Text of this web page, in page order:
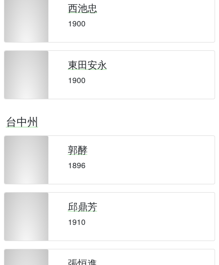
西池忠
1900
東田安永
1900
台中州
郭酵
1896
邱鼎芳
1910